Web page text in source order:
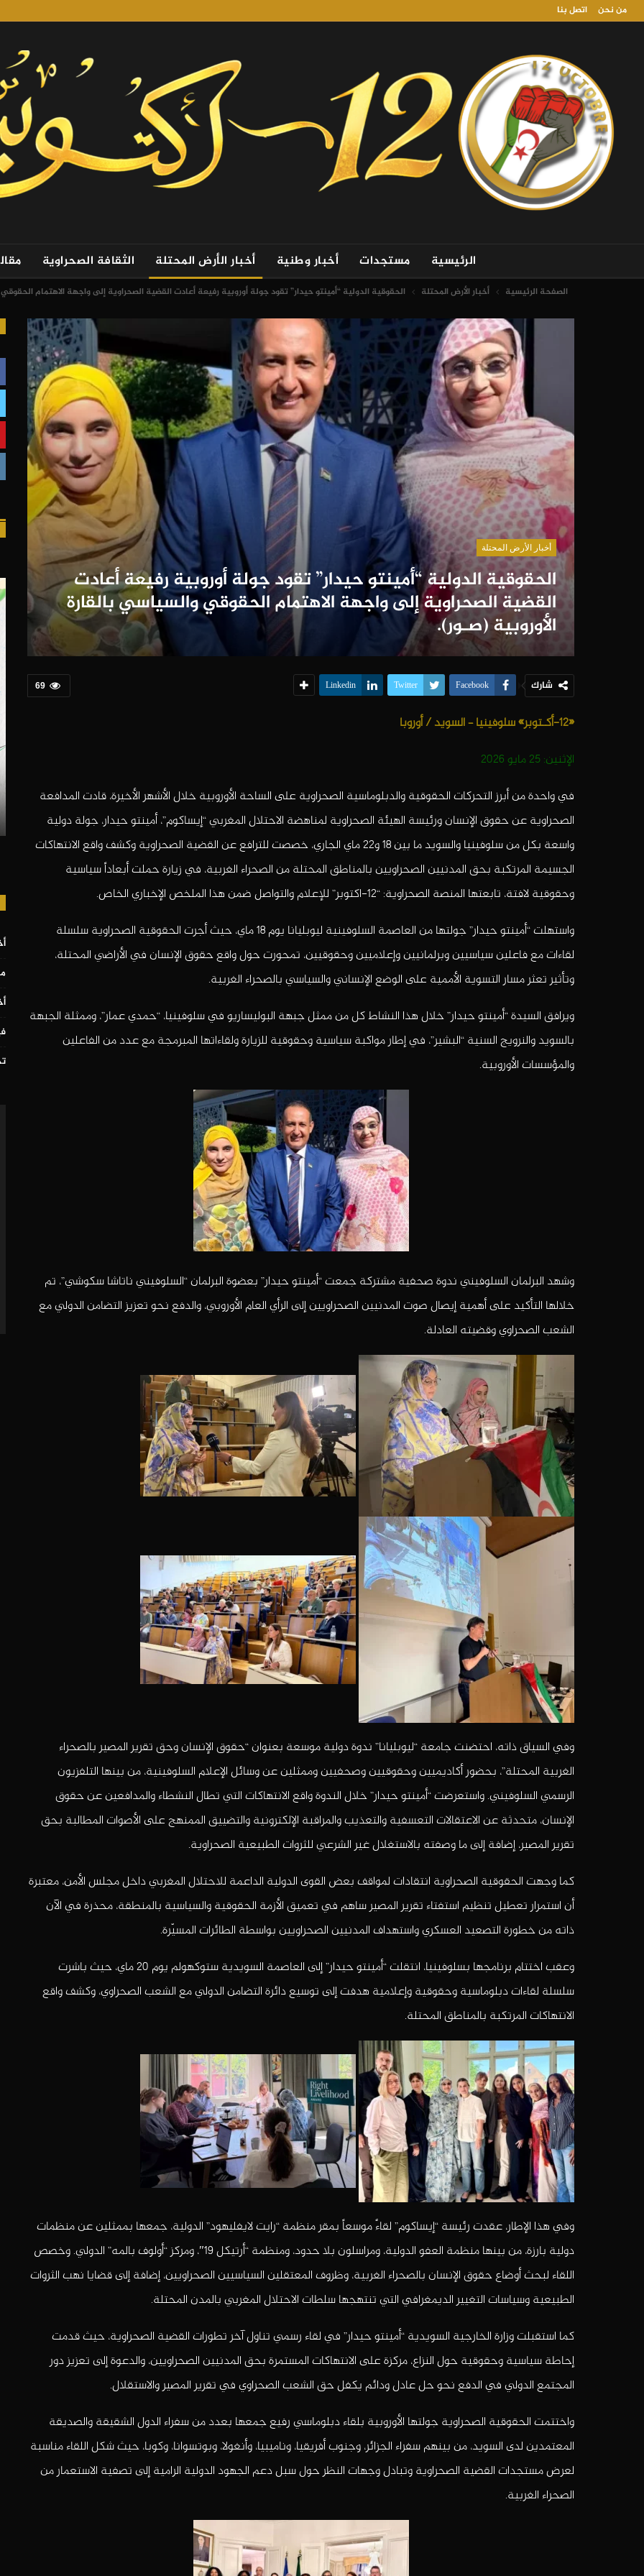
من نحن اتصل بنا
الرئيسية مستجدات أخبار وطنية أخبار الأرض المحتلة الثقافة الصحراوية
الصفحة الرئيسية أخبار الأرض المحتلة الحقوقية الدولية “أمينتو حيدار” تقود جولة أوروبية رفيعة أعادت القضية الصحراوية إلى واجهة الاهتمام
أخبار الأرض المحتلة
الحقوقية الدولية “أمينتو حيدار” تقود جولة أوروبية رفيعة أعادت
القضية الصحراوية إلى واجهة الاهتمام الحقوقي والسياسي بالقارة
الأوروبية (صـور).
69 شارك Facebook
Twitter
Linkedin
«12-أكـتوبر» سلوفينيا – السويد/ أوروبا
الإثنين: 25 مايو 2026
في واحدة من أبرز التحركات الحقوقية والدبلوماسية الصحراوية على الساحة الأوروبية خلال الأشهر الأخيرة، قادت المدافعة
الصحراوية عن حقوق الإنسان ورئيسة الهيئة الصحراوية لمناهضة الاحتلال المغربي “إيساكوم”،أمينتو حيدار، جولة دولية
واسعة بكل من سلوفينيا والسويد ما بين 18 و22 ماي الجاري، خصصت للترافع عن القضية الصحراوية وكشف واقع الانتهاكات
الجسيمة المرتكبة بحق المدنيين الصحراويين بالمناطق المحتلة من الصحراء الغربية، في زيارة حملت أبعاداً سياسية
وحقوقية لافتة، تابعتها المنصة الصحراوية: “12-اكتوبر” للإعلام والتواصل ضمن هذا الملخص الإخباري الخاص.
واستهلت “أمينتو حيدار” جولتها من العاصمة السلوفينية ليوبليانا يوم 18 ماي، حيث أجرت الحقوقية الصحراوية سلسلة
لقاءات مع فاعلين سياسيين وبرلمانيين وإعلاميين وحقوقيين، تمحورت حول واقع حقوق الإنسان في الأراضي المحتلة،
وتأثير تعثر مسار التسوية الأممية على الوضع الإنساني والسياسي بالصحراء الغربية.
ويرافق السيدة “أمينتو حيدار” خلال هذا النشاط كل من ممثل جبهة البوليساريو في سلوفينيا، “حمدي عمار”، وممثلة الجبهة
بالسويد والنرويج السنية “البشير”، في إطار مواكبة سياسية وحقوقية للزيارة ولقاءاتها المبرمجة مع عدد من الفاعلين
والمؤسسات الأوروبية.
وشهد البرلمان السلوفيني ندوة صحفية مشتركة جمعت “أمينتو حيدار” بعضوة البرلمان “السلوفيني ناتاشا سكوشي”، تم
خلالها التأكيد على أهمية إيصال صوت المدنيين الصحراويين إلى الرأي العام الأوروبي، والدفع نحو تعزيز التضامن الدولي مع
الشعب الصحراوي وقضيته العادلة.
وفي السياق ذاته، احتضنت جامعة “ليوبليانا” ندوة دولية موسعة بعنوان “حقوق الإنسان وحق تقرير المصير بالصحراء
الغربية المحتلة”، بحضور أكاديميين وحقوقيين وصحفيين وممثلين عن وسائل الإعلام السلوفينية، من بينها التلفزيون
الرسمي السلوفيني. واستعرضت “أمينتو حيدار” خلال الندوة واقع الانتهاكات التي تطال النشطاء والمدافعين عن حقوق
الإنسان، متحدثة عن الاعتقالات التعسفية والتعذيب والمراقبة الإلكترونية والتضييق الممنهج على الأصوات المطالبة بحق
تقرير المصير، إضافة إلى ما وصفته بالاستغلال غير الشرعي للثروات الطبيعية الصحراوية.
كما وجهت الحقوقية الصحراوية انتقادات لمواقف بعض القوى الدولية الداعمة للاحتلال المغربي داخل مجلس الأمن، معتبرة
أن استمرار تعطيل تنظيم استفتاء تقرير المصير ساهم في تعميق الأزمة الحقوقية والسياسية بالمنطقة، محذرة في الآن
ذاته من خطورة التصعيد العسكري واستهداف المدنيين الصحراويين بواسطة الطائرات المسيّرة.
وعقب اختتام برنامجها بسلوفينيا، انتقلت “أمينتو حيدار” إلى العاصمة السويدية ستوكهولم يوم 20 ماي، حيث باشرت
سلسلة لقاءات دبلوماسية وحقوقية وإعلامية هدفت إلى توسيع دائرة التضامن الدولي مع الشعب الصحراوي، وكشف واقع
الانتهاكات المرتكبة بالمناطق المحتلة.
وفي هذا الإطار، عقدت رئيسة “إيساكوم” لقاءً موسعاً بمقر منظمة “رايت لايفليهود” الدولية، جمعها بممثلين عن منظمات
دولية بارزة، من بينها منظمة العفو الدولية، ومراسلون بلا حدود، ومنظمة “أرتيكل 19″، ومركز “أولوف بالمه” الدولي. وخصص
اللقاء لبحث أوضاع حقوق الإنسان بالصحراء الغربية، وظروف المعتقلين السياسيين الصحراويين، إضافة إلى قضايا نهب الثروات
الطبيعية وسياسات التغيير الديمغرافي التي تنتهجها سلطات الاحتلال المغربي بالمدن المحتلة.
كما استقبلت وزارة الخارجية السويدية “أمينتو حيدار” في لقاء رسمي تناول آخر تطورات القضية الصحراوية، حيث قدمت
إحاطة سياسية وحقوقية حول النزاع، مركزة على الانتهاكات المستمرة بحق المدنيين الصحراويين، والدعوة إلى تعزيز دور
المجتمع الدولي في الدفع نحو حل عادل ودائم يكفل حق الشعب الصحراوي في تقرير المصير والاستقلال.
واختتمت الحقوقية الصحراوية جولتها الأوروبية بلقاء دبلوماسي رفيع جمعها بعدد من سفراء الدول الشقيقة والصديقة
المعتمدين لدى السويد، من بينهم سفراء الجزائر، وجنوب أفريقيا، وناميبيا، وأنغولا، وبوتسوانا، وكوبا، حيث شكل اللقاء مناسبة
لعرض مستجدات القضية الصحراوية وتبادل وجهات النظر حول سبل دعم الجهود الدولية الرامية إلى تصفية الاستعمار من
الصحراء الغربية.